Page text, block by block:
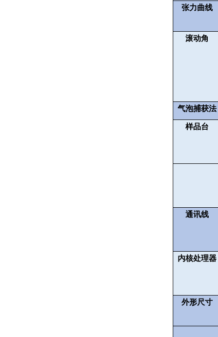
张力曲线
滚动角
气泡捕获法
样品台
通讯线
内核处理器
外形尺寸